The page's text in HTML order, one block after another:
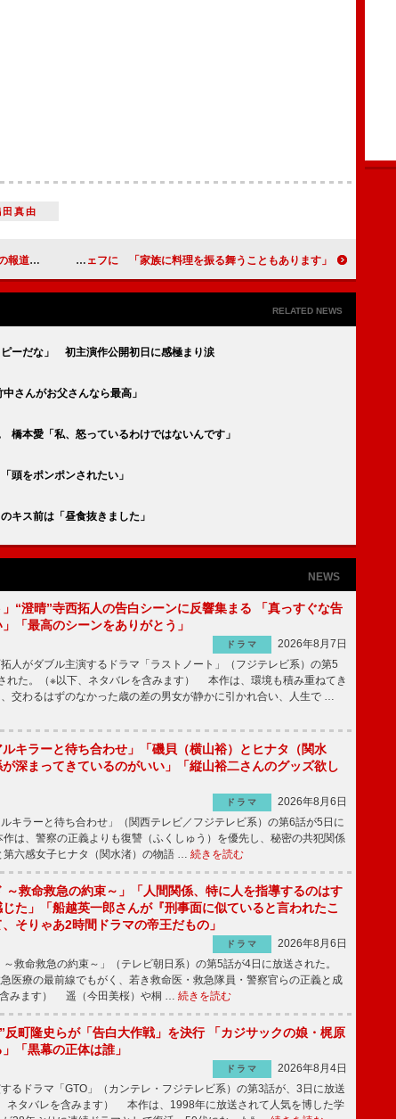
田真由
ない」 江口洋介、家庭ではシェフに 「家族に料理を振る舞うこともあります」
RELATED NEWS
ーだな」 初主演作公開初日に感極まり涙
さんがお父さんなら最高」
本愛「私、怒っているわけではないんです」
頭をポンポンされたい」
キス前は「昼食抜きました」
NEWS
」“澄晴”寺西拓人の告白シーンに反響集まる 「真っすぐな告
「最高のシーンをありがとう」
ドラマ
2026年8月7日
人がダブル主演するドラマ「ラストノート」（フジテレビ系）の第5
れた。（※以下、ネタバレを含みます） 本作は、環境も積み重ねてき
交わるはずのなかった歳の差の男女が静かに引かれ合い、人生で …
ルキラーと待ち合わせ」「磯貝（横山裕）とヒナタ（関水
深まってきているのがいい」「縦山裕二さんのグッズ欲し
ドラマ
2026年8月6日
キラーと待ち合わせ」（関西テレビ／フジテレビ系）の第6話が5日に
は、警察の正義よりも復讐（ふくしゅう）を優先し、秘密の共犯関係
六感女子ヒナタ（関水渚）の物語 … 続きを読む
～救命救急の約束～」「人間関係、特に人を指導するのはす
た」「船越英一郎さんが『刑事面に似ていると言われたこ
そりゃあ2時間ドラマの帝王だもの」
ドラマ
2026年8月6日
救命救急の約束～」（テレビ朝日系）の第5話が4日に放送された。
医療の最前線でもがく、若き救命医・救急隊員・警察官らの正義と成
含みます） 遥（今田美桜）や桐 … 続きを読む
”反町隆史らが「告白大作戦」を決行 「カジサックの娘・梶原
「黒幕の正体は誰」
ドラマ
2026年8月4日
るドラマ「GTO」（カンテレ・フジテレビ系）の第3話が、3日に放送
ネタバレを含みます） 本作は、1998年に放送されて人気を博した学